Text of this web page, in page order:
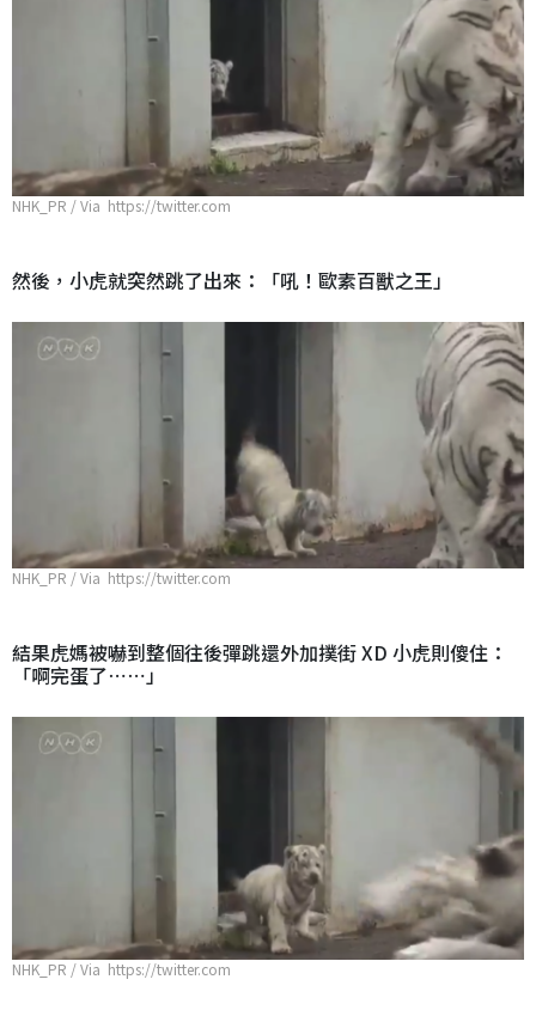
NHK_PR / Via https://twitter.com
然後，小虎就突然跳了出來：「吼！歐素百獸之王」
NHK_PR / Via https://twitter.com
結果虎媽被嚇到整個往後彈跳還外加撲街 XD 小虎則傻住：
「啊完蛋了⋯⋯」
NHK_PR / Via https://twitter.com